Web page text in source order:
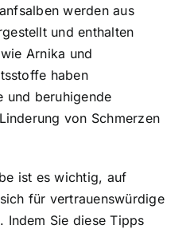
werden aus
und enthalten
Arnika und
haben
und beruhigende
von Schmerzen
ist es wichtig, auf
für vertrauenswürdige
Indem Sie diese Tipps